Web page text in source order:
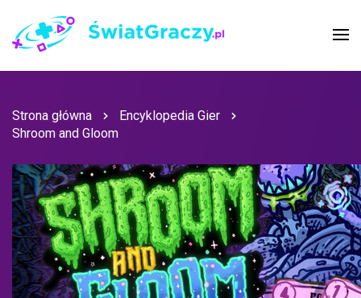
Strona główna
Encyklopedia Gier
Shroom and Gloom